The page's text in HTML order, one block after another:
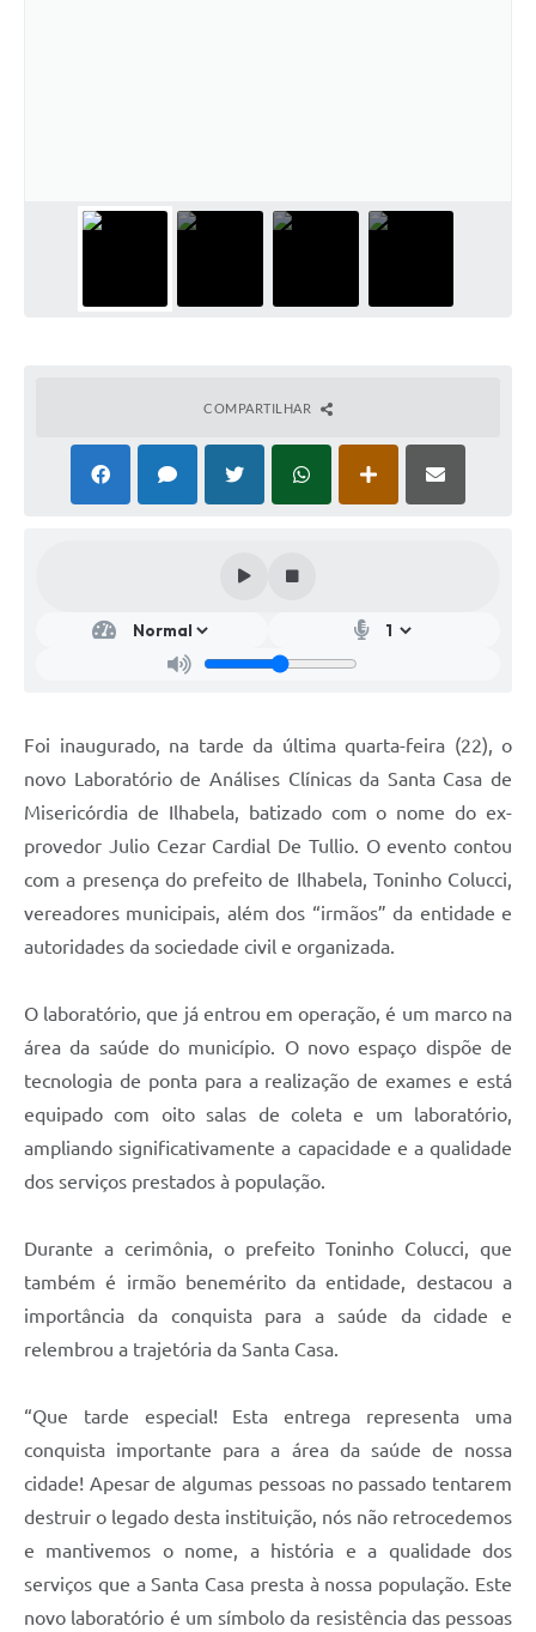
COMPARTILHAR
Foi inaugurado, na tarde da última quarta-feira (22), o
novo Laboratório de Análises Clínicas da Santa Casa de
Misericórdia de Ilhabela, batizado com o nome do ex-
provedor Julio Cezar Cardial De Tullio. O evento contou
com a presença do prefeito de Ilhabela, Toninho Colucci,
vereadores municipais, além dos “irmãos” da entidade e
autoridades da sociedade civil e organizada.
O laboratório, que já entrou em operação, é um marco na
área da saúde do município. O novo espaço dispõe de
tecnologia de ponta para a realização de exames e está
equipado com oito salas de coleta e um laboratório,
ampliando significativamente a capacidade e a qualidade
dos serviços prestados à população.
Durante a cerimônia, o prefeito Toninho Colucci, que
também é irmão benemérito da entidade, destacou a
importância da conquista para a saúde da cidade e
relembrou a trajetória da Santa Casa.
“Que tarde especial! Esta entrega representa uma
conquista importante para a área da saúde de nossa
cidade! Apesar de algumas pessoas no passado tentarem
destruir o legado desta instituição, nós não retrocedemos
e mantivemos o nome, a história e a qualidade dos
serviços que a Santa Casa presta à nossa população. Este
novo laboratório é um símbolo da resistência das pessoas